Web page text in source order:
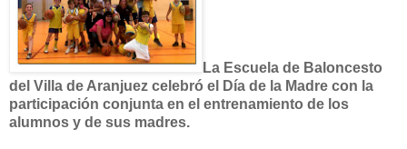
La Escuela de Baloncesto
del Villa de Aranjuez celebró el Día de la Madre con la
participación conjunta en el entrenamiento de los
alumnos y de sus madres.